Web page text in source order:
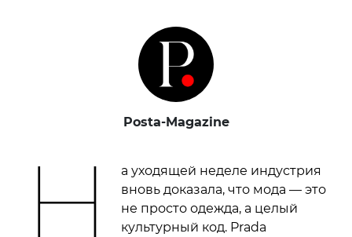
Posta-Magazine
Н
а уходящей неделе индустрия
вновь доказала, что мода — это
не просто одежда, а целый
культурный код. Prada